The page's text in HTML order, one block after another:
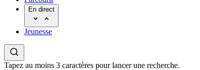
En direct
Jeunesse
Tapez au moins 3 caractères pour lancer une recherche.